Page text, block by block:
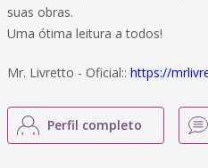
suas obras.
Uma ótima leitura a todos!
Mr. Livretto - Oficial:: https://
Perfil completo